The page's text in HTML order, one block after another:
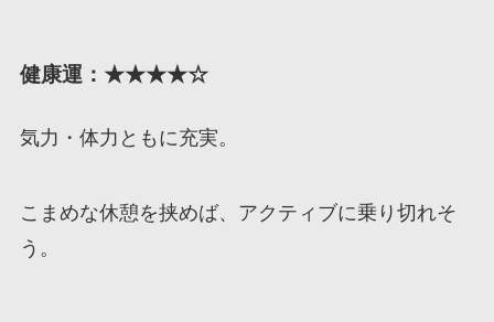
健康運：★★★★☆
気力・体力ともに充実。
こまめな休憩を挟めば、アクティブに乗り切れそ
う。